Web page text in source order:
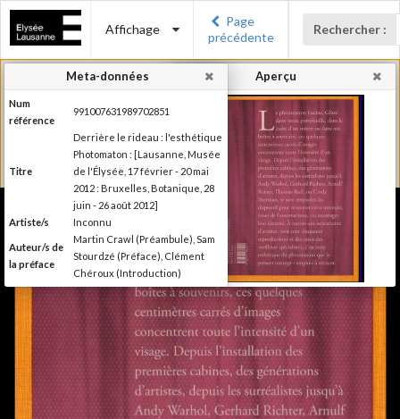
Affichage
Page
précédente
Rechercher :
Aperçu
Meta-données
Num
référence
991007631989702851
Titre
Derrière le rideau : l'esthétique
Photomaton : [Lausanne, Musée
de l'Élysée, 17 février - 20 mai
2012 : Bruxelles, Botanique, 28
juin - 26 août 2012]
Artiste/s
Inconnu
Auteur/s de
la préface
Martin Crawl (Préambule), Sam
Stourdzé (Préface), Clément
Chéroux (Introduction)
des textes
Ilsen About (Texte), Nora
Mathys et Kim Timby (Texte),
Clément Chéroux et Giuliano
Sergio (Texte), Brian Meacham
(Texte)
Editeur
Musée de l'Elysée
Lieu
Lausanne; Lausanne